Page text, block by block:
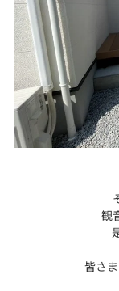
観
皆さ